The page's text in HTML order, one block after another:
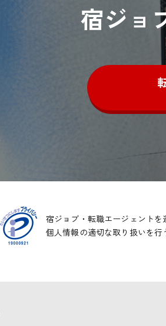
宿ジョ
宿ジョブ・転職エージェント
個人情報の適切な取り扱いを行